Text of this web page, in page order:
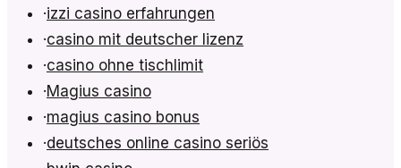
·izzi casino erfahrungen
·casino mit deutscher lizenz
·casino ohne tischlimit
·Magius casino
·magius casino bonus
·deutsches online casino seriös